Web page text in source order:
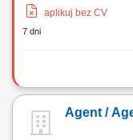
aplikuj bez CV
7 dni
Pozyskiwanie ofert
profesjonalne
Koordynowanie
Agent /